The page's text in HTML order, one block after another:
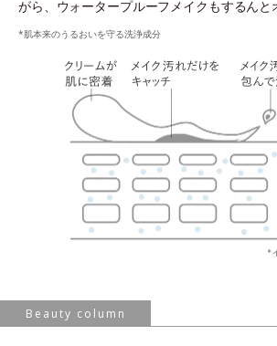
がら、ウォータープルーフメイクもするんと
*肌本来のうるおいを守る洗浄成分
Beauty column